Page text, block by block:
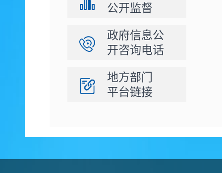
公开监督
政府信息公
开咨询电话
地方部门
平台链接